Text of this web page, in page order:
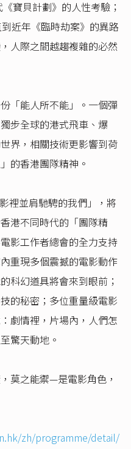
寶貝計劃》的人性考驗；
近年《臨時劫案》的異路
人際之間越趨複雜的必然
「能人所不能」。一個彈
步全球的港式飛車、爆
界，相關技術更影響到荷
的香港團隊精神。
裡並肩馳騁的我們」，將
港不同時代的「團隊精
影工作者總會的全力支持
重現多個震撼的電影動作
科幻道具將會來到眼前；
的秘密；多位重量級電影
劇情裡，片場內，人們怎
驚天動地。
莫之能禦—是電影角色，
zh/programme/detail/